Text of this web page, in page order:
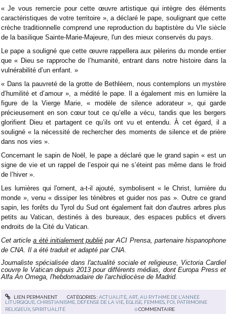
« Je vous remercie pour cette œuvre artistique qui intègre des éléments
caractéristiques de votre territoire », a déclaré le pape, soulignant que cette
crèche traditionnelle comprend une reproduction du baptistère du VIe siècle
de la basilique Sainte-Marie-Majeure, l'un des mieux conservés du pays.
Le pape a souligné que cette œuvre rappellera aux pèlerins du monde entier
que « Dieu se rapproche de l’humanité, entrant dans notre histoire dans la
vulnérabilité d’un enfant. »
« Dans la pauvreté de la grotte de Bethléem, nous contemplons un mystère
d’humilité et d’amour », a médité le pape. Il a également mis en lumière la
figure de la Vierge Marie, « modèle de silence adorateur », qui garde
précieusement en son cœur tout ce qu’elle a vécu, tandis que les bergers
glorifient Dieu et partagent ce qu’ils ont vu et entendu. À cet égard, il a
souligné « la nécessité de rechercher des moments de silence et de prière
dans nos vies ».
Concernant le sapin de Noël, le pape a déclaré que le grand sapin « est un
signe de vie et un rappel de l’espoir qui ne s’éteint pas même dans le froid
de l’hiver ».
Les lumières qui l'ornent, a-t-il ajouté, symbolisent « le Christ, lumière du
monde », venu « dissiper les ténèbres et guider nos pas ». Outre ce grand
sapin, les forêts du Tyrol du Sud ont également fait don d'autres arbres plus
petits au Vatican, destinés à des bureaux, des espaces publics et divers
endroits de la Cité du Vatican.
Cet articlea été initialement publié par ACI Prensa, partenaire hispanophone
de CNA. Il a été traduit et adapté par CNA.
Journaliste spécialisée dans l'actualité sociale et religieuse, Victoria Cardiel
couvre le Vatican depuis 2013 pour différents médias, dont Europa Press et
Alfa Án Omega, l'hebdomadaire de l'archidiocèse de Madrid.
LIEN PERMANENT CATÉGORIES :ACTUALITÉ, ART, AU RYTHME DE L'ANNÉE
LITURGIQUE ,CHRISTIANISME DÉFENSE DE LA VIE EGLISE FEMMES FOI PATRIMOINE
RELIGIEUX,SPIRITUALITÉ 0 COMMENTAIRE